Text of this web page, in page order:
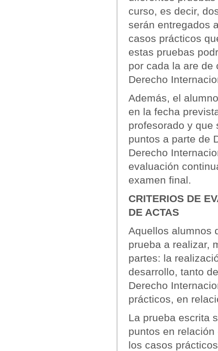
curso, es decir,
serán entregados
casos prácticos
estas pruebas
por cada la are de
Derecho
Además, el
en la fecha
profesorado y que
puntos a parte de
Derecho
evaluación
examen final.
CRITERIOS DE
DE ACTAS
Aquellos alumnos
prueba a realizar,
partes: la
desarrollo, tanto
Derecho
prácticos, en
La prueba escrita
puntos en
los casos